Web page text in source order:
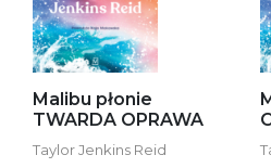
Malibu płonie
TWARDA OPRAWA
Taylor Jenkins Reid